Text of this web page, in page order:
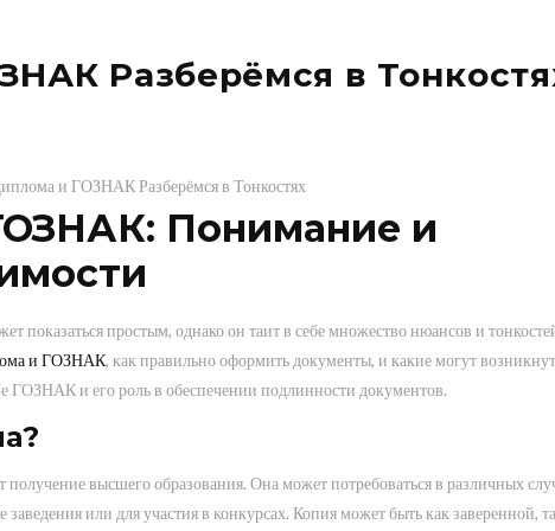
Разберёмся в
Понимание и
показаться простым, однако он таит в себе множество нюансов и
и ГОЗНАК, как правильно оформить документы, и какие могут
ГОЗНАК и его роль в обеспечении подлинности документов.
высшего образования. Она может потребоваться в различных
или для участия в конкурсах. Копия может быть как заверенной,